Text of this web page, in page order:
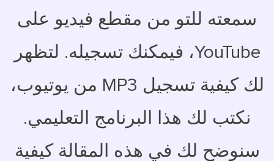
سمعته للتو من مقطع فيديو على
YouTube، فيمكنك تسجيله. لتظهر
لك كيفية تسجيل MP3 من يوتيوب،
نكتب لك هذا البرنامج التعليمي.
سنوضح لك في هذه المقالة كيفية